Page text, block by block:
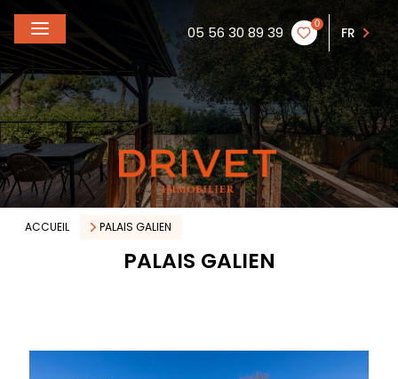
05 56 30 89 39 0
FR
ACCUEIL PALAIS GALIEN
PALAIS GALIEN